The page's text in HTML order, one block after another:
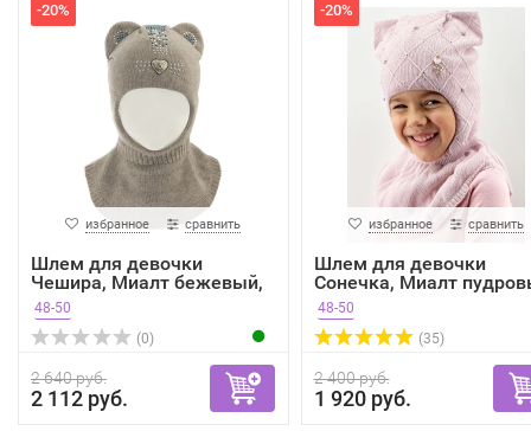
-20%
избранное сравнить
Шлем для девочки
Чешира, Миалт бежевый,
зима
48-50
(0)
2 640 руб.
2 112 руб.
-20%
избранное сравнить
Шлем для девочки
Сонечка, Миалт
зима
48-50
(35)
2 400 руб.
1 920 руб.